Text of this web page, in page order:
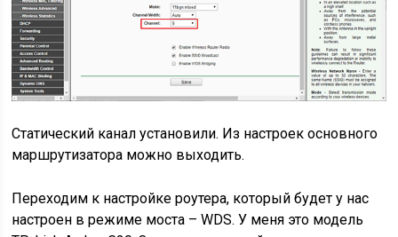
Статический канал установили. Из настроек основного
маршрутизатора можно выходить.
Переходим к настройке роутера, который будет у нас
настроен в режиме моста – WDS. У меня это модель